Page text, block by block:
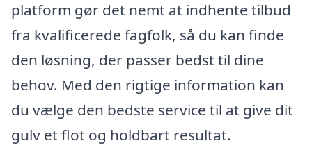
platform gør det nemt at indhente tilbud
fra kvalificerede fagfolk, så du kan finde
den løsning, der passer bedst til dine
behov. Med den rigtige information kan
du vælge den bedste service til at give dit
gulv et flot og holdbart resultat.